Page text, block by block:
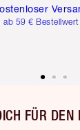
ab 59 € Bestellwert
FÜR DEN